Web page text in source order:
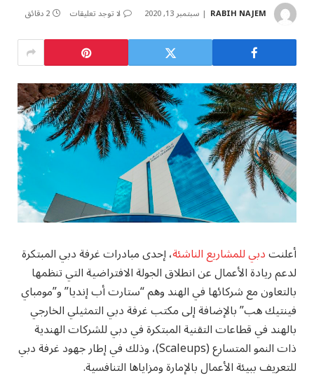
RABIH NAJEM سبتمبر 13, 2020 لا توجد تعليقات 2 دقائق
أعلنتدبي للمشاريع الناشئة، إحدى مبادرات غرفة دبي المبتكرة
لدعم ريادة الأعمال عن انطلاق الجولة الافتراضية التي تنظمها
بالتعاون مع شركائها في الهند وهم “ستارت أب إنديا” و”مومباي
فينتيك هب” بالإضافة إلى مكتب غرفة دبي التمثيلي الخارجي
بالهند في قطاعات التقنية المبتكرة في دبي للشركات الهندية
ذات النمو المتسارع (Scaleups)، وذلك في إطار جهود غرفة دبي
للتعريف ببيئة الأعمال بالإمارة ومزاياها التنافسية.